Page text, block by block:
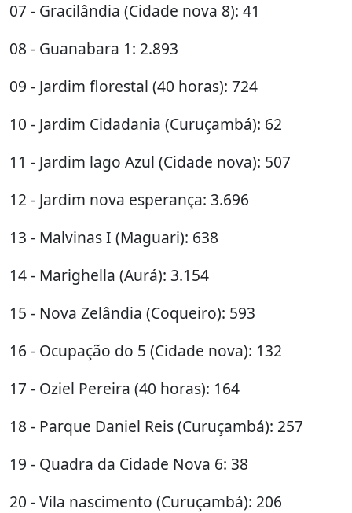
07 - Gracilândia (Cidade nova 8): 41
08 - Guanabara 1: 2.893
09 - Jardim florestal (40 horas): 724
10 - Jardim Cidadania (Curuçambá): 62
11 - Jardim lago Azul (Cidade nova): 507
12 - Jardim nova esperança: 3.696
13 - Malvinas I (Maguari): 638
14 - Marighella (Aurá): 3.154
15 - Nova Zelândia (Coqueiro): 593
16 - Ocupação do 5 (Cidade nova): 132
17 - Oziel Pereira (40 horas): 164
18 - Parque Daniel Reis (Curuçambá): 257
19 - Quadra da Cidade Nova 6: 38
20 - Vila nascimento (Curuçambá): 206